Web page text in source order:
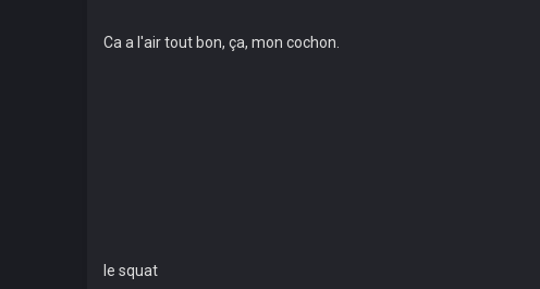
Ca a l'air tout bon, ça, mon cochon.
le squat